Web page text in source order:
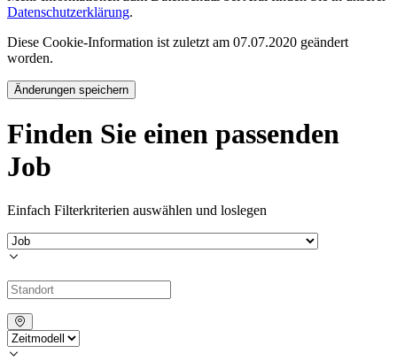
Datenschutzerklärung.
Diese Cookie-Information ist zuletzt am 07.07.2020 geändert
worden.
Änderungen speichern
Finden Sie einen passenden
Job
Einfach Filterkriterien auswählen und loslegen